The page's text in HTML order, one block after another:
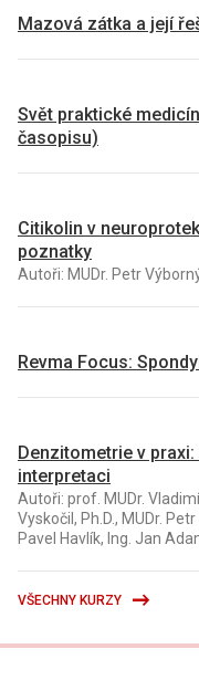
Mazová zátka a její
Svět praktické
časopisu)
Citikolin v
poznatky
Autoři: MUDr. Petr
Revma Focus:
Denzitometrie v
interpretaci
Autoři: prof. MUDr.
Vyskočil, Ph.D., MUDr.
Pavel Havlík, Ing. Jan
VŠECHNY KURZY